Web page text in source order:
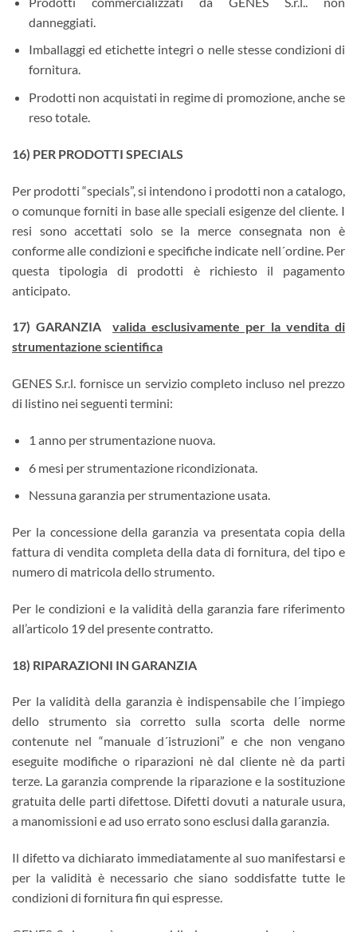
danneggiati.
Imballaggi ed etichette integri o nelle stesse condizioni di
fornitura.
Prodotti non acquistati in regime di promozione, anche se
reso totale.
16) PER PRODOTTI SPECIALS
Per prodotti “specials”, si intendono i prodotti non a catalogo,
o comunque forniti in base alle speciali esigenze del cliente. I
resi sono accettati solo se la merce consegnata non è
conforme alle condizioni e specifiche indicate nell´ordine. Per
questa tipologia di prodotti è richiesto il pagamento
anticipato.
17) GARANZIA valida esclusivamente per la vendita di
strumentazione scientifica
GENES S.r.l. fornisce un servizio completo incluso nel prezzo
di listino nei seguenti termini:
1 anno per strumentazione nuova.
6 mesi per strumentazione ricondizionata.
Nessuna garanzia per strumentazione usata.
Per la concessione della garanzia va presentata copia della
fattura di vendita completa della data di fornitura, del tipo e
numero di matricola dello strumento.
Per le condizioni e la validità della garanzia fare riferimento
all’articolo 19 del presente contratto.
18) RIPARAZIONI IN GARANZIA
Per la validità della garanzia è indispensabile che l´impiego
dello strumento sia corretto sulla scorta delle norme
contenute nel “manuale d´istruzioni” e che non vengano
eseguite modifiche o riparazioni nè dal cliente nè da parti
terze. La garanzia comprende la riparazione e la sostituzione
gratuita delle parti difettose. Difetti dovuti a naturale usura,
a manomissioni e ad uso errato sono esclusi dalla garanzia.
Il difetto va dichiarato immediatamente al suo manifestarsi e
per la validità è necessario che siano soddisfatte tutte le
condizioni di fornitura fin qui espresse.